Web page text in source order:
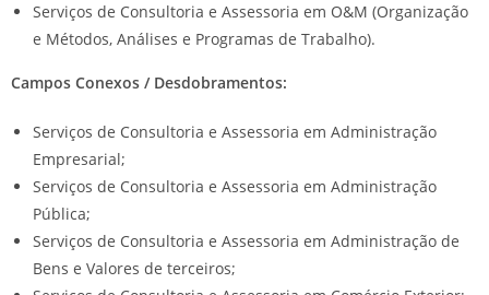
Serviços de Consultoria e Assessoria em O&M (Organização
e Métodos, Análises e Programas de Trabalho).
Campos Conexos / Desdobramentos:
Serviços de Consultoria e Assessoria em Administração
Empresarial;
Serviços de Consultoria e Assessoria em Administração
Pública;
Serviços de Consultoria e Assessoria em Administração de
Bens e Valores de terceiros;